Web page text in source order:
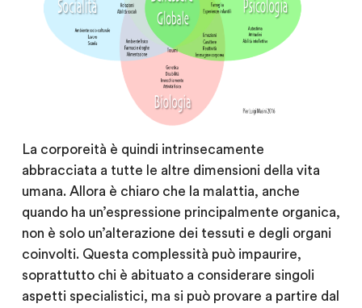
La corporeità è quindi intrinsecamente
abbracciata a tutte le altre dimensioni della vita
umana. Allora è chiaro che la malattia, anche
quando ha un’espressione principalmente organica,
non è solo un’alterazione dei tessuti e degli organi
coinvolti. Questa complessità può impaurire,
soprattutto chi è abituato a considerare singoli
aspetti specialistici, ma si può provare a partire dal